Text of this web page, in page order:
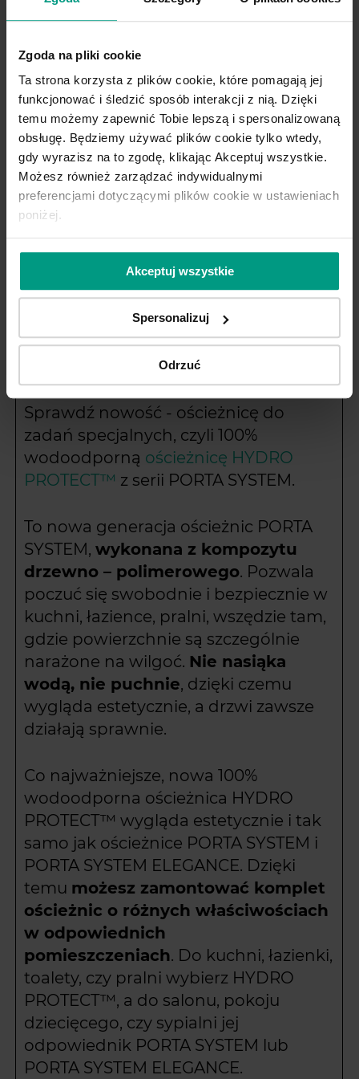
Zgoda na pliki cookie
Ta strona korzysta z plików cookie, które pomagają jej
funkcjonować i śledzić sposób interakcji z nią. Dzięki
temu możemy zapewnić Tobie lepszą i spersonalizowaną
obsługę. Będziemy używać plików cookie tylko wtedy,
gdy wyrazisz na to zgodę, klikając Akceptuj wszystkie.
Możesz również zarządzać indywidualnymi
preferencjami dotyczącymi plików cookie w ustawieniach
poniżej.
Akceptuj wszystkie
Spersonalizuj
Odrzuć
te elementy kupuje się osobno. Dzieje
ościeżnicedostępne są w dwóch
wersjach: przylgowe i bezprzylgowe.
Czym się różnią? Rozwiązanie przylgowe
to konstrukcja klasyczna, natomiast w
drzwiach bezprzylgowych zamknięte
skrzydło iościeżnicatworzą jedną
płaszczyznę po stronie otwierania drzwi.
To drugie rozwiązanie sprawdza się
przede wszystkim we wnętrzach bardzo
nowoczesnych, minimalistycznych i
industrialnych.
Sprawdź nowość - ościeżnicę do
zadań specjalnych, czyli 100%
wodoodporną ościeżnicę HYDRO
PROTECT™ z serii PORTA SYSTEM.
To nowa generacja ościeżnic PORTA
SYSTEM,wykonana z kompozytu
drzewno – polimerowego. Pozwala
poczuć się swobodnie i bezpiecznie w
kuchni, łazience, pralni, wszędzie tam,
gdzie powierzchnie są szczególnie
narażone na wilgoć. Nie nasiąka
wodą, nie puchnie, dzięki czemu
wygląda estetycznie, a drzwi zawsze
działają sprawnie.
Co najważniejsze, nowa 100%
wodoodporna ościeżnica HYDRO
PROTECT™ wygląda estetycznie i tak
samo jak ościeżnice PORTA SYSTEM i
PORTA SYSTEM ELEGANCE. Dzięki
temu możesz zamontować komplet
ościeżnic o różnych właściwościach
w odpowiednich
pomieszczeniach. Do kuchni, łazienki,
toalety, czy pralni wybierz HYDRO
PROTECT™, a do salonu, pokoju
dziecięcego, czy sypialni jej
odpowiednik PORTA SYSTEM lub
PORTA SYSTEM ELEGANCE.